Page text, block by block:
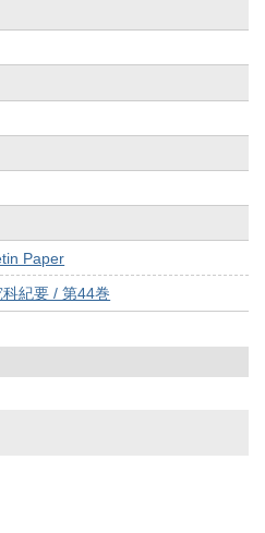
Paper
紀要 / 第44巻